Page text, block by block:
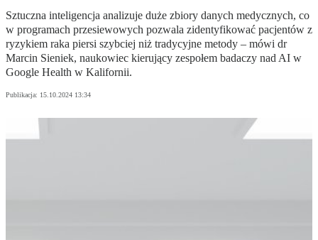
Sztuczna inteligencja analizuje duże zbiory danych medycznych, co
w programach przesiewowych pozwala zidentyfikować pacjentów z
ryzykiem raka piersi szybciej niż tradycyjne metody – mówi dr
Marcin Sieniek, naukowiec kierujący zespołem badaczy nad AI w
Google Health w Kalifornii.
Publikacja: 15.10.2024 13:34